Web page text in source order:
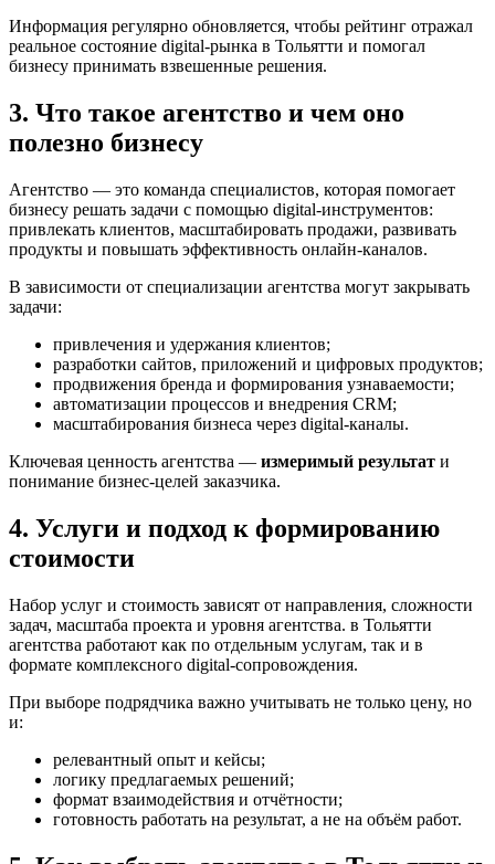
Информация регулярно обновляется, чтобы рейтинг отражал
реальное состояние digital-рынка в Тольятти и помогал
бизнесу принимать взвешенные решения.
3. Что такое агентство и чем оно
полезно бизнесу
Агентство — это команда специалистов, которая помогает
бизнесу решать задачи с помощью digital-инструментов:
привлекать клиентов, масштабировать продажи, развивать
продукты и повышать эффективность онлайн-каналов.
В зависимости от специализации агентства могут закрывать
задачи:
привлечения и удержания клиентов;
разработки сайтов, приложений и цифровых продуктов;
продвижения бренда и формирования узнаваемости;
автоматизации процессов и внедрения CRM;
масштабирования бизнеса через digital-каналы.
Ключевая ценность агентства — измеримый результат и
понимание бизнес-целей заказчика.
4. Услуги и подход к формированию
стоимости
Набор услуг и стоимость зависят от направления, сложности
задач, масштаба проекта и уровня агентства. в Тольятти
агентства работают как по отдельным услугам, так и в
формате комплексного digital-сопровождения.
При выборе подрядчика важно учитывать не только цену, но
и:
релевантный опыт и кейсы;
логику предлагаемых решений;
формат взаимодействия и отчётности;
готовность работать на результат, а не на объём работ.